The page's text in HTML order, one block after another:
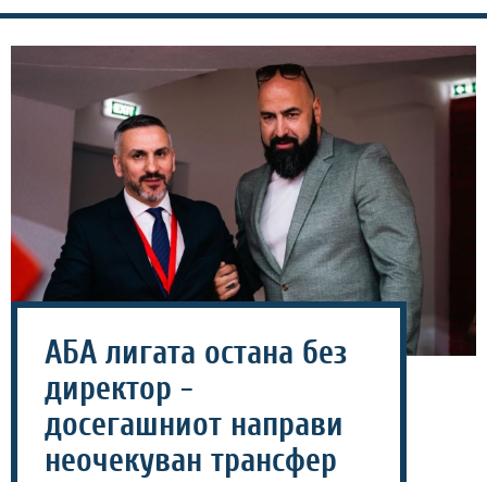
АБА лигата остана без
директор -
досегашниот направи
неочекуван трансфер